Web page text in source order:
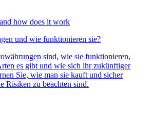
und wie funktionieren sie?
sind, wie sie funktionieren,
es gibt und wie sich ihr zukünftiger
Sie, wie man sie kauft und sicher
Risiken zu beachten sind.